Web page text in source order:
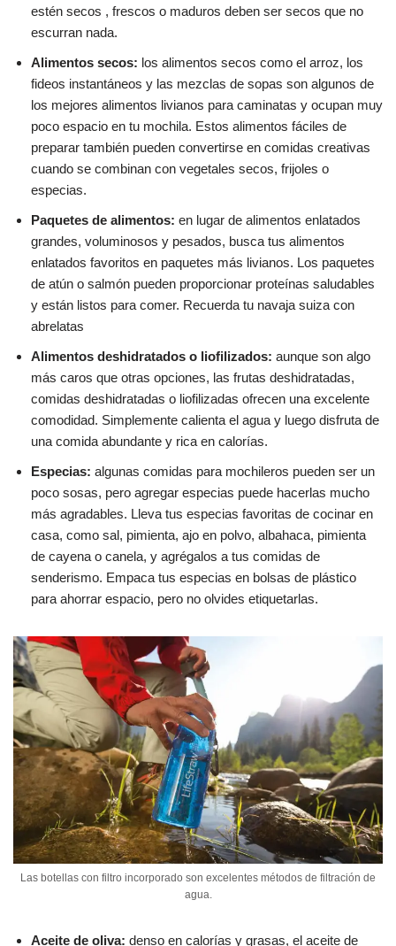
estén secos , frescos o maduros deben ser secos que no
escurran nada.
Alimentos secos: los alimentos secos como el arroz, los
fideos instantáneos y las mezclas de sopas son algunos de
los mejores alimentos livianos para caminatas y ocupan muy
poco espacio en tu mochila. Estos alimentos fáciles de
preparar también pueden convertirse en comidas creativas
cuando se combinan con vegetales secos, frijoles o
especias.
Paquetes de alimentos: en lugar de alimentos enlatados
grandes, voluminosos y pesados, busca tus alimentos
enlatados favoritos en paquetes más livianos. Los paquetes
de atún o salmón pueden proporcionar proteínas saludables
y están listos para comer. Recuerda tu navaja suiza con
abrelatas
Alimentos deshidratados o liofilizados: aunque son algo
más caros que otras opciones, las frutas deshidratadas,
comidas deshidratadas o liofilizadas ofrecen una excelente
comodidad. Simplemente calienta el agua y luego disfruta de
una comida abundante y rica en calorías.
Especias: algunas comidas para mochileros pueden ser un
poco sosas, pero agregar especias puede hacerlas mucho
más agradables. Lleva tus especias favoritas de cocinar en
casa, como sal, pimienta, ajo en polvo, albahaca, pimienta
de cayena o canela, y agrégalos a tus comidas de
senderismo. Empaca tus especias en bolsas de plástico
para ahorrar espacio, pero no olvides etiquetarlas.
Las botellas con filtro incorporado son excelentes métodos de filtración de
agua.
Aceite de oliva: denso en calorías y grasas, el aceite de